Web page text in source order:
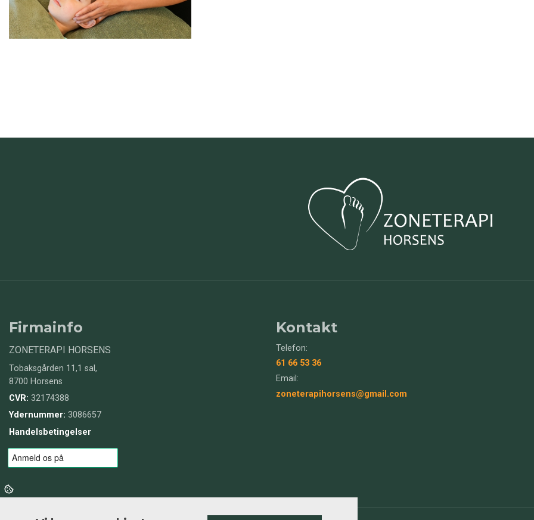
Firmainfo
ZONETERAPI HORSENS
Tobaksgården 11,1 sal,
8700 Horsens
CVR: 32174388
Ydernummer: 3086657
Handelsbetingelser
Kontakt
Telefon:
61 66 53 36
Email:
zoneterapihorsens@gmail.com